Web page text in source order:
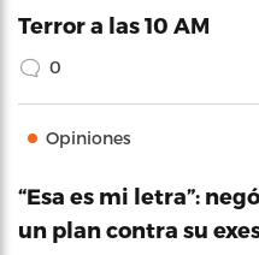
Terror a las 10 AM
0
Opiniones
“Esa es mi letra”:
un plan contra su